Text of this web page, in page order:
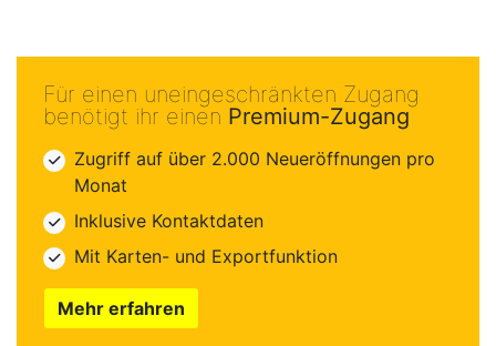
Für einen uneingeschränkten Zugang
benötigt ihr einen Premium-Zugang
Zugriff auf über 2.000 Neueröffnungen pro
Monat
Inklusive Kontaktdaten
Mit Karten- und Exportfunktion
Mehr erfahren